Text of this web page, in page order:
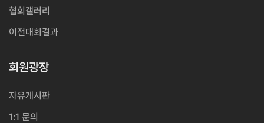
협회갤러리
이전대회결과
회원광장
자유게시판
1:1 문의